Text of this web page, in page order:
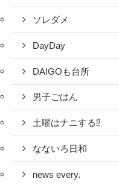
ソレダメ
DayDay
DAIGOも台所
男子ごはん
土曜はナニする⁉
なないろ日和
news every.